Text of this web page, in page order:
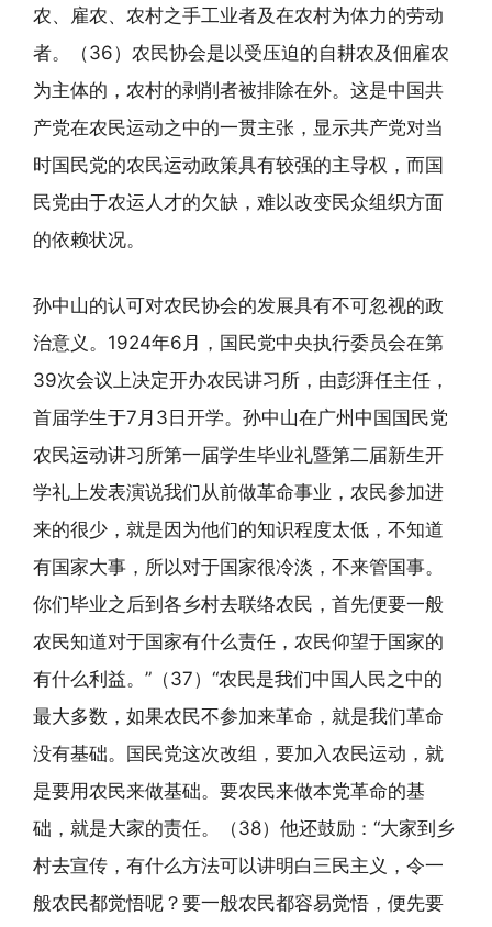
农、雇农、农村之手工业者及在农村为体力的劳动
者。（36）农民协会是以受压迫的自耕农及佃雇农
为主体的，农村的剥削者被排除在外。这是中国共
产党在农民运动之中的一贯主张，显示共产党对当
时国民党的农民运动政策具有较强的主导权，而国
民党由于农运人才的欠缺，难以改变民众组织方面
的依赖状况。
孙中山的认可对农民协会的发展具有不可忽视的政
治意义。1924年6月，国民党中央执行委员会在第
39次会议上决定开办农民讲习所，由彭湃任主任，
首届学生于7月3日开学。孙中山在广州中国国民党
农民运动讲习所第一届学生毕业礼暨第二届新生开
学礼上发表演说我们从前做革命事业，农民参加进
来的很少，就是因为他们的知识程度太低，不知道
有国家大事，所以对于国家很冷淡，不来管国事。
你们毕业之后到各乡村去联络农民，首先便要一般
农民知道对于国家有什么责任，农民仰望于国家的
有什么利益。”（37）“农民是我们中国人民之中的
最大多数，如果农民不参加来革命，就是我们革命
没有基础。国民党这次改组，要加入农民运动，就
是要用农民来做基础。要农民来做本党革命的基
础，就是大家的责任。（38）他还鼓励：“大家到乡
村去宣传，有什么方法可以讲明白三民主义，令一
般农民都觉悟呢？要一般农民都容易觉悟，便先要